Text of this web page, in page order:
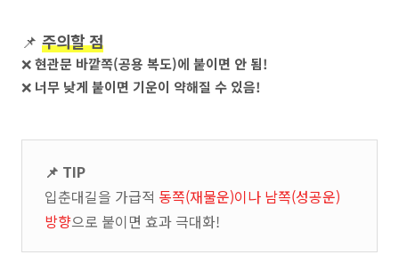
📌 주의할 점
❌현관문 바깥쪽(공용 복도)에 붙이면 안 됨!
❌ 너무 낮게 붙이면 기운이 약해질 수 있음!
📌 TIP
입춘대길을 가급적 동쪽(재물운)이나 남쪽(성공운)
방향으로 붙이면 효과 극대화!